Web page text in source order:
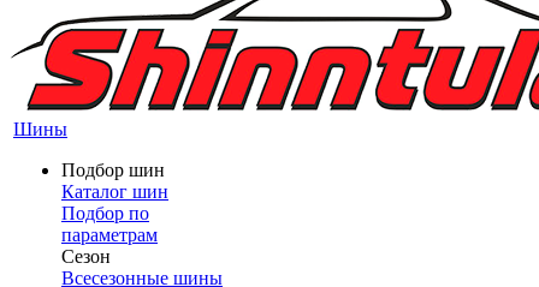
Шины
Подбор шин
Каталог шин
Подбор по
параметрам
Сезон
Всесезонные шины